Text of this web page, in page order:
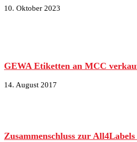
10. Oktober 2023
GEWA Etiketten an MCC
14. August 2017
Zusammenschluss zur